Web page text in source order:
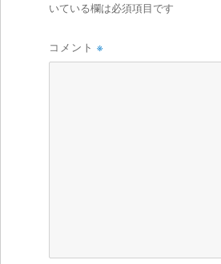
いている欄は必須項目です
コメント ※